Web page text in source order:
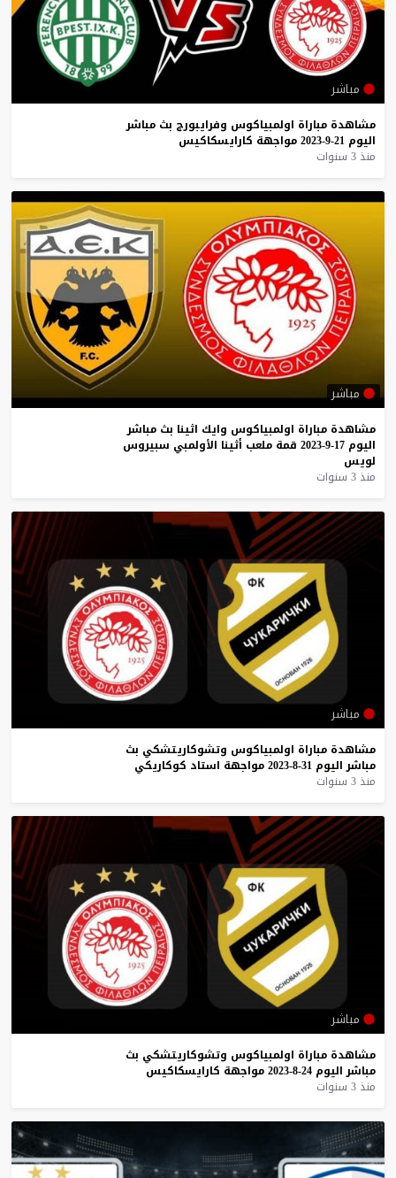
مباشر
مشاهدة مباراة اولمبياكوس وفرايبورج بث مباشر
اليوم 21-9-2023 مواجهة كارايسكاكيس
منذ 3 سنوات
مباشر
مشاهدة مباراة اولمبياكوس وايك اثينا بث مباشر
اليوم 17-9-2023 قمة ملعب أثينا الأولمبي سبيروس
لويس
منذ 3 سنوات
مباشر
مشاهدة مباراة اولمبياكوس وتشوكاريتشكي بث
مباشر اليوم 31-8-2023 مواجهة استاد كوكاريكي
منذ 3 سنوات
مباشر
مشاهدة مباراة اولمبياكوس وتشوكاريتشكي بث
مباشر اليوم 24-8-2023 مواجهة كارايسكاكيس
منذ 3 سنوات